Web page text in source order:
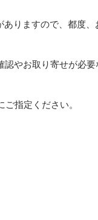
りますので、都度、
やお取り寄せが必要
指定ください。